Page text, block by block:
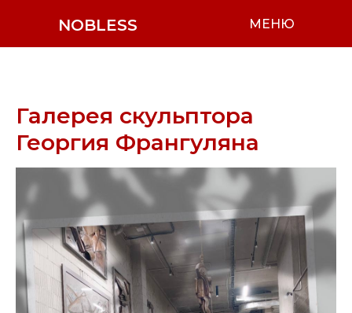
NOBLESS МЕНЮ
Галерея скульптора
Георгия Франгуляна